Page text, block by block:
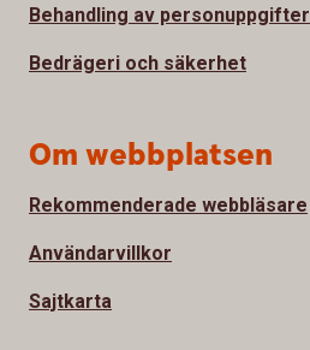
Behandling av personuppgifter
Bedrägeri och säkerhet
Om webbplatsen
Rekommenderade webbläsare
Användarvillkor
Sajtkarta